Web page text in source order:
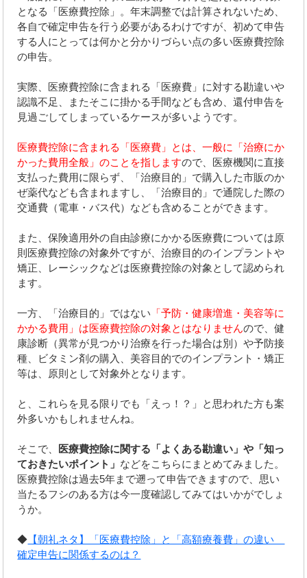
となる「医療費控除」。年末調整では計算されないため、
各自で確定申告を行う必要があるわけですが、初めて申告
する人にとっては何かと分かりづらい点の多い医療費控除
の申告。
実際、医療費控除に含まれる「医療費」に対する勘違いや
認識不足、またそこに掛かる手間なども含め、還付申告を
見過ごしてしまっているケースが多いようです。
医療費控除に含まれる「医療費」とは、一般に「治療にか
かった費用全般」のことを指しますので、医療機関に直接
支払った費用に限らず、「治療目的」で購入した市販のか
ぜ薬代なども含まれますし、「治療目的」で通院した際の
交通費（電車・バス代）なども含めることができます。
また、保険適用外の自由診療にかかる医療費については原
則医療費控除の対象外ですが、治療目的のインプラントや
矯正、レーシックなどは医療費控除の対象として認められ
ます。
一方、「治療目的」ではない 「予防・健康増進・美容等に
かかる費用」は医療費控除の対象とはなりませんので、健
康診断（異常が見つかり治療を行った場合は別）や予防接
種、ビタミン剤の購入、美容目的でのインプラント・矯正
等は、原則として対象外となります。
と、これらを見る限りでも「えっ！？」と思われた方も案
外多いかもしれませんね。
そこで、 医療費控除に関する「よくある勘違い」や「知っ
ておきたいポイント」 などをこちらにまとめてみました。
医療費控除は過去5年まで遡って申告できますので、思い
当たるフシのある方は今一度確認してみてはいかがでしょ
うか。
◆ 【朝礼ネタ】「医療費控除」と「高額療養費」の違い
確定申告に関係するのは？